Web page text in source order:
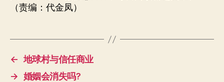
（责编：代金凤）
← 地球村与信任商业
→ 婚姻会消失吗?